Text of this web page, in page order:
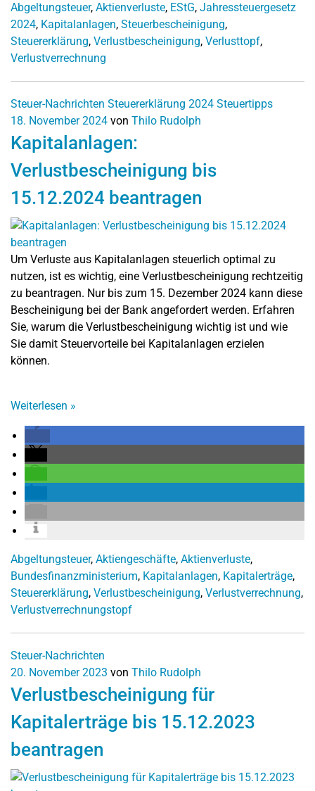
Abgeltungsteuer, Aktienverluste, EStG, Jahressteuergesetz
2024, Kapitalanlagen, Steuerbescheinigung,
Steuererklärung, Verlustbescheinigung, Verlusttopf,
Verlustverrechnung
Steuer-Nachrichten Steuererklärung 2024 Steuertipps
18. November 2024 von Thilo Rudolph
Kapitalanlagen:
Verlustbescheinigung bis
15.12.2024 beantragen
Um Verluste aus Kapitalanlagen steuerlich optimal zu
nutzen, ist es wichtig, eine Verlustbescheinigung rechtzeitig
zu beantragen. Nur bis zum 15. Dezember 2024 kann diese
Bescheinigung bei der Bank angefordert werden. Erfahren
Sie, warum die Verlustbescheinigung wichtig ist und wie
Sie damit Steuervorteile bei Kapitalanlagen erzielen
können.
Weiterlesen »
Abgeltungsteuer, Aktiengeschäfte, Aktienverluste,
Bundesfinanzministerium, Kapitalanlagen, Kapitalerträge,
Steuererklärung, Verlustbescheinigung, Verlustverrechnung,
Verlustverrechnungstopf
Steuer-Nachrichten
20. November 2023 von Thilo Rudolph
Verlustbescheinigung für
Kapitalerträge bis 15.12.2023
beantragen